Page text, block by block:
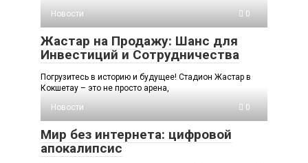
Новости
0
Жастар на Продажу: Шанс для
Инвестиций и Сотрудничества
Погрузитесь в историю и будущее! Стадион Жастар в
Кокшетау – это не просто арена,
Новости
0
Мир без интернета: цифровой
апокалипсис